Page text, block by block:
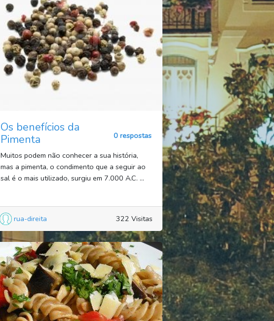
Os benefícios da
Pimenta
0 respostas
Muitos podem não conhecer a sua história,
mas a pimenta, o condimento que a seguir ao
sal é o mais utilizado, surgiu em 7.000 A.C. ...
rua-direita 322 Visitas